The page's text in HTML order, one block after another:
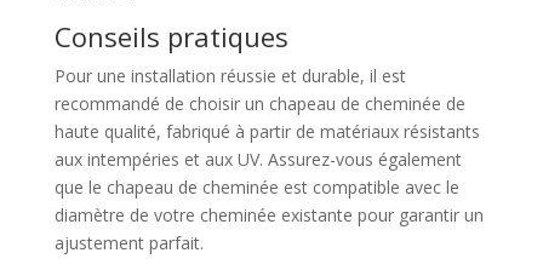
Conseils pratiques
Pour une installation réussie et durable, il est
recommandé de choisir un chapeau de cheminée de
haute qualité, fabriqué à partir de matériaux résistants
aux intempéries et aux UV. Assurez-vous également
que le chapeau de cheminée est compatible avec le
diamètre de votre cheminée existante pour garantir un
ajustement parfait.